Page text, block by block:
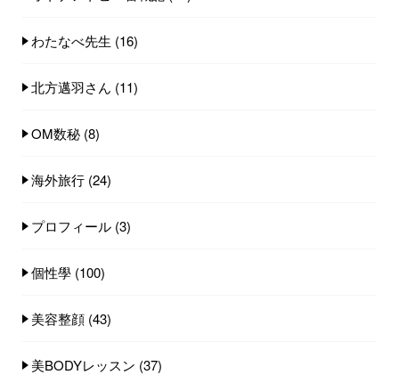
わたなべ先生 (16)
北方邁羽さん (11)
OM数秘 (8)
海外旅行 (24)
プロフィール (3)
個性學 (100)
美容整顔 (43)
美BODYレッスン (37)